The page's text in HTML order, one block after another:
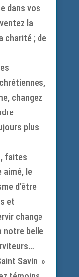
dans vos
la
charité ; de
changez
plus
faites
aimé, le
d’être
et
change
notre belle
Savin »